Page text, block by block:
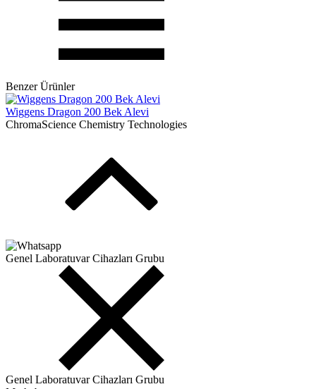
Benzer Ürünler
Wiggens Dragon 200 Bek Alevi
ChromaScience Chemistry Technologies
Genel Laboratuvar Cihazları Grubu
Genel Laboratuvar Cihazları Grubu